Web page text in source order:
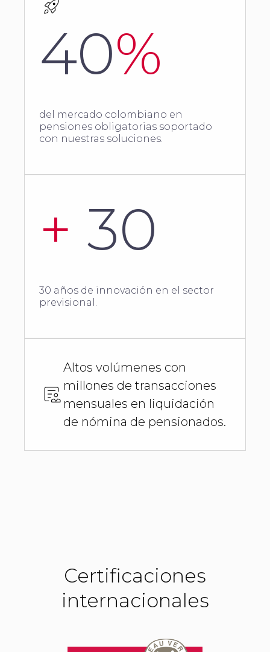
40%
del mercado colombiano en
pensiones obligatorias soportado
con nuestras soluciones.
+ 30
30 años de innovación en el sector
previsional.
Altos volúmenes con
millones de transacciones
mensuales en liquidación
de nómina de pensionados.
Certificaciones
internacionales